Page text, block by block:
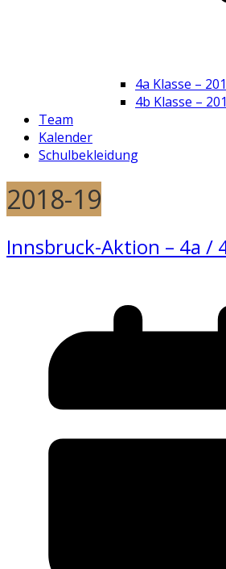
4a Klasse –
4b Klasse –
Team
Kalender
Schulbekleidung
2018-19
Innsbruck-Aktion – 4a /